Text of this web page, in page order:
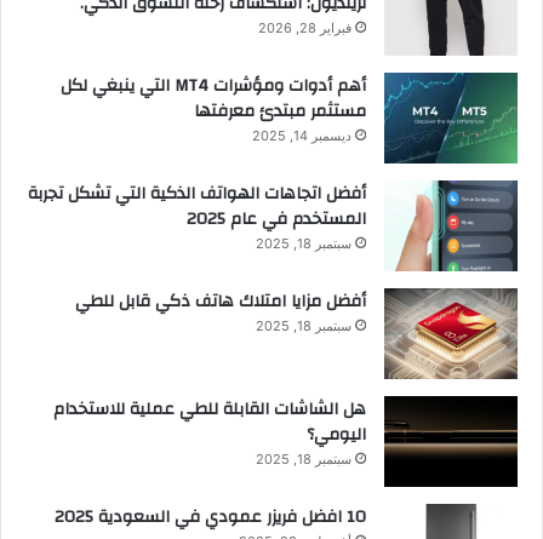
فبراير 28, 2026
أهم أدوات ومؤشرات MT4 التي ينبغي لكل
مستثمر مبتدئ معرفتها
ديسمبر 14, 2025
أفضل اتجاهات الهواتف الذكية التي تشكل تجربة
المستخدم في عام 2025
سبتمبر 18, 2025
أفضل مزايا امتلاك هاتف ذكي قابل للطي
سبتمبر 18, 2025
هل الشاشات القابلة للطي عملية للاستخدام
اليومي؟
سبتمبر 18, 2025
10 افضل فريزر عمودي​ في السعودية​ 2025